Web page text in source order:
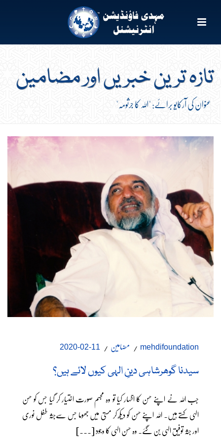
تازہ ترین خبریں اور مضامین
عنوان کی آرکایو برائے: "اللہ کا جرثومہ"
mehdifoundation مضامین 11-02-2020
سیدنا گوھرشاہی دینِ الہی کیوں لائے ہیں؟
جب اللہ نے اپنے حسن کا اظہار کیا تو وہ مجسم صورت اختیار کر گیا جس کو حسن
الہی کہتے ہیں۔ اللہ اپنے حسن کو دیکھ کر مستی میں جھوما جس سےجثہ طفل نوری
اور جثہ توفیق الہی بن گئے۔ وہ حسن الہی کا وجود [...]